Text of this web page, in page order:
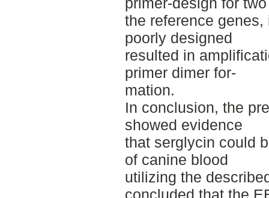
the reference
poorly designed
resulted in
primer dimer for-­
mation.
In conclusion, the
showed evidence
that serglycin could
of canine blood
utilizing the
concluded that the